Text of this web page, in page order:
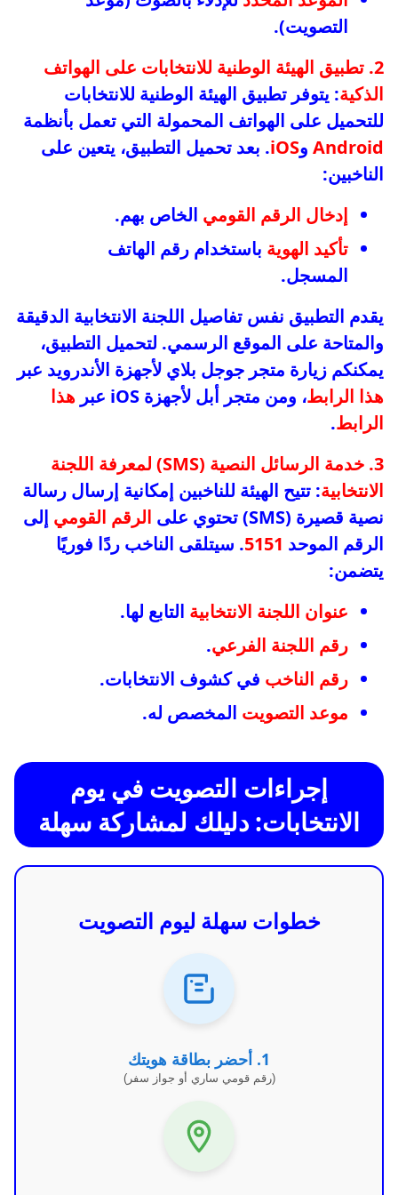
التصويت).
2. تطبيق الهيئة الوطنية للانتخابات على الهواتف
الذكية: يتوفر تطبيق الهيئة الوطنية للانتخابات
للتحميل على الهواتف المحمولة التي تعمل بأنظمة
Android وiOS. بعد تحميل التطبيق، يتعين على
الناخبين:
إدخال الرقم القومي الخاص بهم.
تأكيد الهوية باستخدام رقم الهاتف
المسجل.
يقدم التطبيق نفس تفاصيل اللجنة الانتخابية الدقيقة
والمتاحة على الموقع الرسمي. لتحميل التطبيق،
يمكنكم زيارة متجر جوجل بلاي لأجهزة الأندرويد عبر
هذا الرابط، ومن متجر أبل لأجهزة iOS عبر
هذا
الرابط.
3. خدمة الرسائل النصية (SMS) لمعرفة اللجنة
الانتخابية: تتيح الهيئة للناخبين إمكانية إرسال رسالة
نصية قصيرة (SMS) تحتوي على
الرقم القومي إلى
الرقم الموحد 5151. سيتلقى الناخب ردًا فوريًا
يتضمن:
عنوان اللجنة الانتخابية التابع لها.
رقم اللجنة الفرعي.
رقم الناخب في كشوف الانتخابات.
موعد التصويت المخصص له.
إجراءات التصويت في يوم
الانتخابات: دليلك لمشاركة سهلة
خطوات سهلة ليوم التصويت
1. أحضر بطاقة هويتك
(رقم قومي ساري أو جواز سفر)